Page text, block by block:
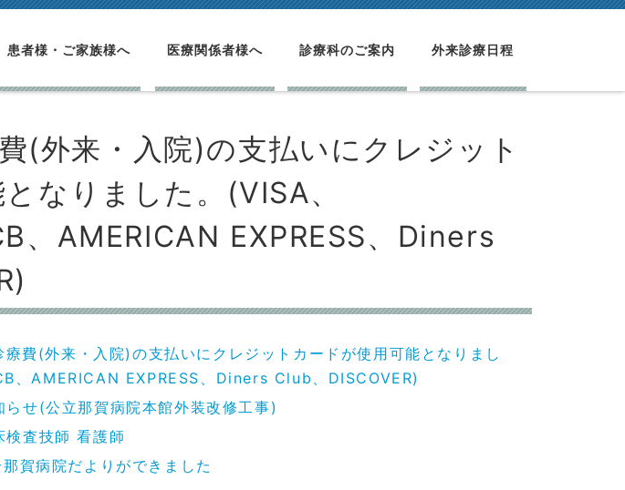
患者様・ご家族様へ 医療関係者様へ 診療科のご案内 外来診療日程
(外来・入院)の支払いにクレジット
なりました。(VISA、
、AMERICAN EXPRESS、Diners
費(外来・入院)の支払いにクレジットカードが使用可能となりまし
、AMERICAN EXPRESS、Diners Club、DISCOVER)
らせ(公立那賀病院本館外装改修工事)
査技師 看護師
賀病院だよりができました